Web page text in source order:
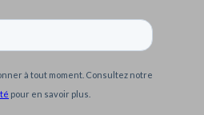
à tout moment. Consultez notre
pour en savoir plus.